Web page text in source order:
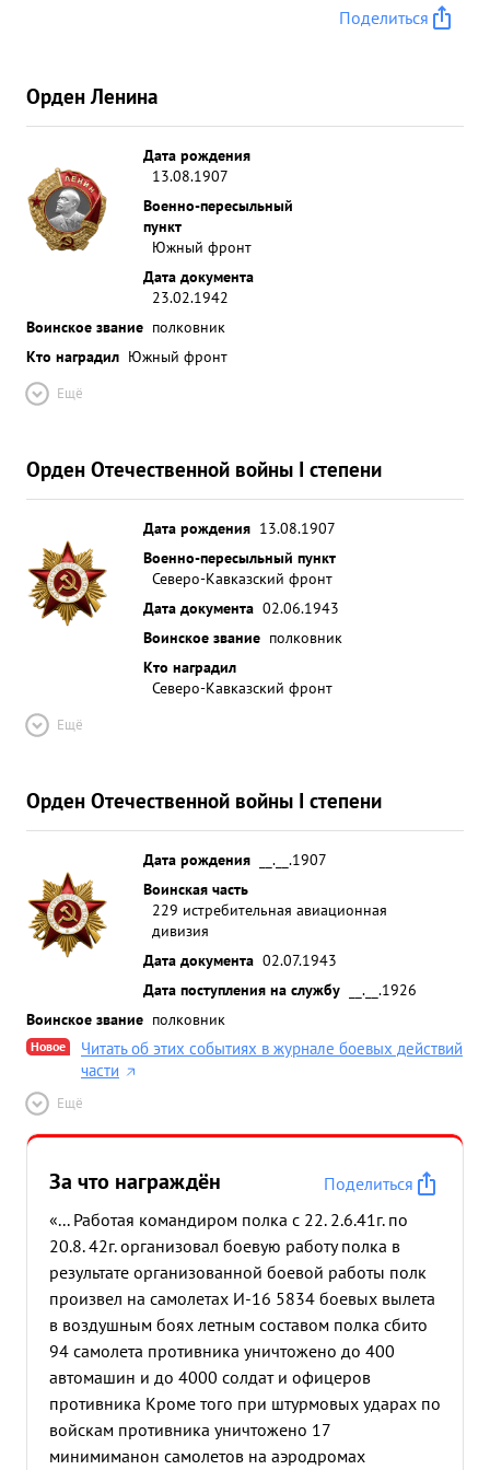
Поделиться
Орден Ленина
Дата рождения
13.08.1907
Военно-пересыльный
пункт
Южный фронт
Дата документа
23.02.1942
Воинское звание полковник
Кто наградил Южный фронт
Ещё
Орден Отечественной войны I степени
Дата рождения 13.08.1907
Военно-пересыльный пункт
Северо-Кавказский фронт
Дата документа 02.06.1943
Воинское звание полковник
Кто наградил
Северо-Кавказский фронт
Ещё
Орден Отечественной войны I степени
Дата рождения
__.__.1907
Воинская часть
229 истребительная авиационная
дивизия
Дата документа 02.07.1943
Дата поступления на службу
__.__.1926
Воинское звание полковник
Новое
Читать об этих событиях в журнале боевых действий
части
Ещё
За что награждён
Поделиться
«... Работая командиром полка с 22. 2.6.41г. по
20.8. 42г. организовал боевую работу полка в
результате организованной боевой работы полк
произвел на самолетах И-16 5834 боевых вылета
в воздушным боях летным составом полка сбито
94 самолета противника уничтожено до 400
автомашин и до 4000 солдат и офицеров
противника Кроме того при штурмовых ударах по
войскам противника уничтожено 17
минимиманон самолетов на аэродромах